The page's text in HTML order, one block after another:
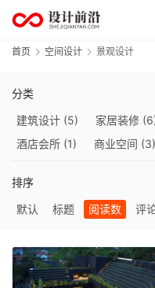
首
资
平
设
计
首页 空间设计 景观设计
分类
建筑设计 (5) 家居装修
酒店会所 (1) 商业空间 (3)
排序
默认
标题 阅读数 评